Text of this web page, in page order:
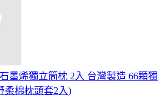
墨烯獨立筒枕 2入 台灣製造 66顆獨
柔棉枕頭套2入)